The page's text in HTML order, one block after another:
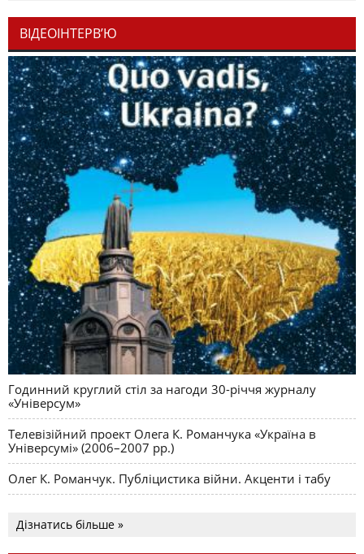
ВІДЕОІНТЕРВ’Ю
Годинний круглий стіл за нагоди 30-річчя журналу
«Універсум»
Телевізійний проект Олега К. Романчука «Україна в
Універсумі» (2006–2007 рр.)
Олег К. Романчук. Публіцистика війни. Акценти і табу
Дізнатись більше »